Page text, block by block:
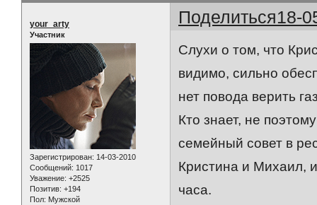
Поделиться18-
your_arty
Участник
Зарегистрирован: 14-03-2010
Сообщений: 1017
Уважение: +2525
Позитив: +194
Пол: Мужской
Слухи о том, что
видимо, сильно
нет повода верить
Кто знает, не
семейный совет в
Кристина и Михаил,
часа.